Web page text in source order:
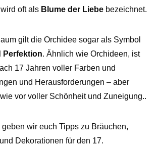
oft als Blume der Liebe bezeichnet.
gilt die Orchidee sogar als Symbol
Perfektion. Ähnlich wie Orchideen, ist
17 Jahren voller Farben und
und Herausforderungen – aber
vor voller Schönheit und Zuneigung..
geben wir euch Tipps zu Bräuchen,
Dekorationen für den 17.